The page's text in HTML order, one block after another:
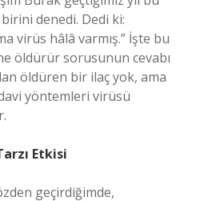
denedi. Dedi ki:
virüs hâlâ varmış.” İşte bu
öldürür sorusunun cevabı
öldüren bir ilaç yok, ama
yöntemleri virüsü
Etkisi
geçirdiğimde,